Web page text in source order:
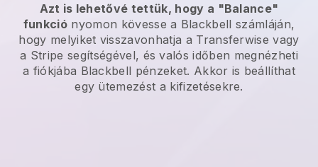
Azt is lehetővé tettük, hogy a "Balance"
funkció nyomon kövesse a Blackbell számláján,
hogy melyiket visszavonhatja a Transferwise vagy
a Stripe segítségével, és valós időben megnézheti
a fiókjába Blackbell pénzeket. Akkor is beállíthat
egy ütemezést a kifizetésekre.